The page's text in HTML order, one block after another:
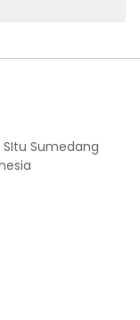
SItu Sumedang